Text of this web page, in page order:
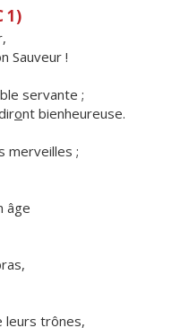
1)
Sauveur !
servante ;
ont bienheureuse.
merveilles ;
âge
leurs trônes,